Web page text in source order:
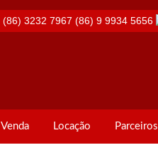
(86) 3232 7967 (86) 9 9934 5656
Venda Locação Parceiros